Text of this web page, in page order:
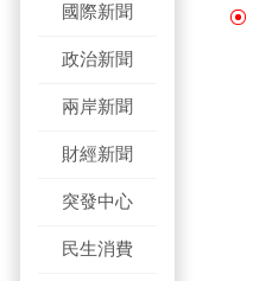
國際新聞
政治新聞
兩岸新聞
財經新聞
突發中心
民生消費